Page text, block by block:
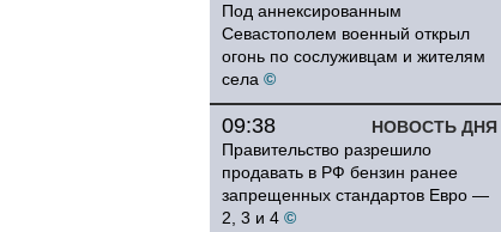
Под аннексированным
Севастополем военный открыл
огонь по сослуживцам и жителям
села ©
НОВОСТЬ ДНЯ
09:38
Правительство разрешило
продавать в РФ бензин ранее
запрещенных стандартов Евро —
2, 3 и 4 ©